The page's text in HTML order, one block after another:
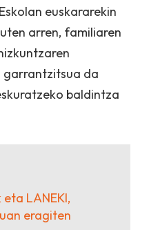
euskararekin
arren, familiaren
garrantzitsua da
ko baldintza
LANEKI,
eragiten